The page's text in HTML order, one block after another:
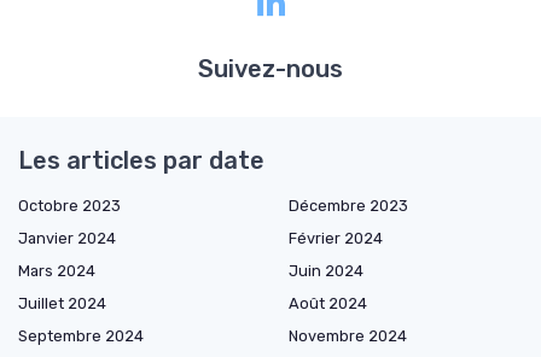
Suivez-nous
Les articles par date
Octobre 2023
Décembre 2023
Janvier 2024
Février 2024
Mars 2024
Juin 2024
Juillet 2024
Août 2024
Septembre 2024
Novembre 2024